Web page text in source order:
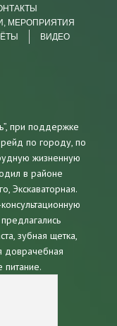
МЕРОПРИЯТИЯ
ВИДЕО
при поддержке
по городу, по
жизненную
в районе
Экскаваторная.
зубная щетка,
доврачебная